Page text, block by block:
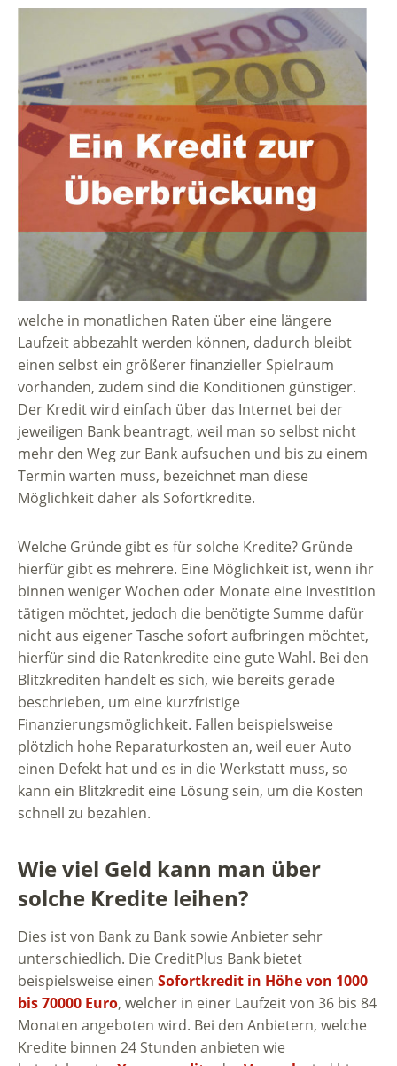
welche in monatlichen Raten über eine längere
Laufzeit abbezahlt werden können, dadurch bleibt
einen selbst ein größerer finanzieller Spielraum
vorhanden, zudem sind die Konditionen günstiger.
Der Kredit wird einfach über das Internet bei der
jeweiligen Bank beantragt, weil man so selbst nicht
mehr den Weg zur Bank aufsuchen und bis zu einem
Termin warten muss, bezeichnet man diese
Möglichkeit daher als Sofortkredite.
Welche Gründe gibt es für solche Kredite? Gründe
hierfür gibt es mehrere. Eine Möglichkeit ist, wenn ihr
binnen weniger Wochen oder Monate eine Investition
tätigen möchtet, jedoch die benötigte Summe dafür
nicht aus eigener Tasche sofort aufbringen möchtet,
hierfür sind die Ratenkredite eine gute Wahl. Bei den
Blitzkrediten handelt es sich, wie bereits gerade
beschrieben, um eine kurzfristige
Finanzierungsmöglichkeit. Fallen beispielsweise
plötzlich hohe Reparaturkosten an, weil euer Auto
einen Defekt hat und es in die Werkstatt muss, so
kann ein Blitzkredit eine Lösung sein, um die Kosten
schnell zu bezahlen.
Wie viel Geld kann man über
solche Kredite leihen?
Dies ist von Bank zu Bank sowie Anbieter sehr
unterschiedlich. Die CreditPlus Bank bietet
beispielsweise einen Sofortkredit in Höhe von 1000
bis 70000 Euro, welcher in einer Laufzeit von 36 bis 84
Monaten angeboten wird. Bei den Anbietern, welche
Kredite binnen 24 Stunden anbieten wie